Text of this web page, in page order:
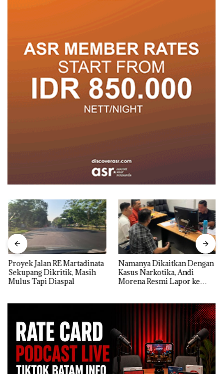
Proyek Jalan RE Martadinata
Sekupang Dikritik, Masih
Mulus Tapi Diaspal
Namanya Dikaitkan Dengan
Kasus Narkotika, Andi
Morena Resmi Lapor ke